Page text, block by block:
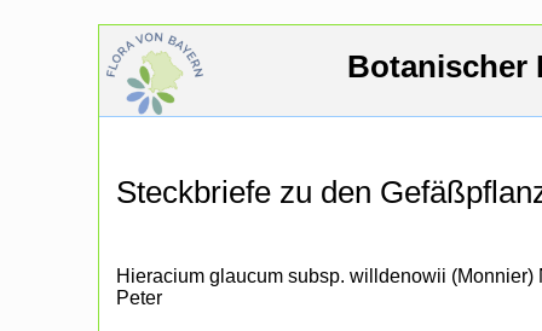
Botanischer
Steckbriefe zu den
Hieracium glaucum subsp. willdenowii (Monnier)
Peter